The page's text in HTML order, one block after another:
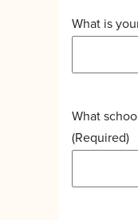
What is
What
(Required)